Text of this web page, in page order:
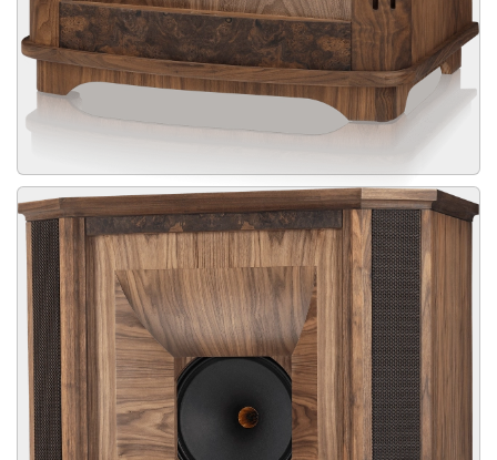
zorgen voor een adembenemende dynamiek en realisme. Het
gepatenteerde PepperPot WaveGuide aangedreven door Tannoy
Alnico magneetsysteem maakt het luisterplezier fabelachtig.
CANTERBURY
De nieuwste 15"Gold Reference driver is TANNOY'S meest krachtige
luidspreker tot nu toe, met een piekvermogen van 600 Watt en een
efficiënte van meer 96 dB. De handgemaakte 235 liter CANTERBURY
GR kast die mede zorgt voor de wereldberoemde en unieke TANNOY
sound. Bovendien is de legendarische 15" Dual uitgebreid en
geüpgraded voor de Gold Reference-serie, waarbij veel van de
verbeteringen het zogenoemde 'trickle-down'-technologie afgeleid
zijn van TANNOY's vlaggenschip Kingdom Royal-ontwikkelingsproject.